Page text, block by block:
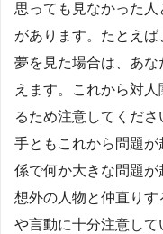
思っても見なかった
があります。たとえ
夢を見た場合は、あ
えます。これから対
るため注意してくだ
手ともこれから問題
係で何か大きな問題
想外の人物と仲直り
や言動に十分注意して